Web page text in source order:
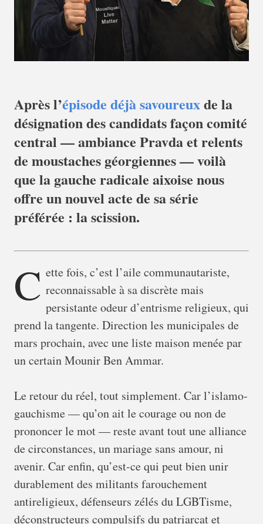
Après l’épisode déjà savoureuxde la
désignation des candidats façon comité
central — ambiance Pravda et relents
de moustaches géorgiennes — voilà
que la gauche radicale aixoise nous
offre un nouvel acte de sa série
préférée : la scission.
C ette fois, c’est l’aile communautariste,
reconnaissable à sa discrète mais
persistante odeur d’entrisme religieux, qui
prend la tangente. Direction les municipales de
mars prochain, avec une liste maison menée par
un certain Mounir Ben Ammar.
Le retour du réel, tout simplement. Car l’islamo-
gauchisme — qu’on ait le courage ou non de
prononcer le mot — reste avant tout une alliance
de circonstances, un mariage sans amour, ni
avenir. Car enfin, qu’est-ce qui peut bien unir
durablement des militants farouchement
antireligieux, défenseurs zélés du LGBTisme,
déconstructeurs compulsifs du patriarcat et